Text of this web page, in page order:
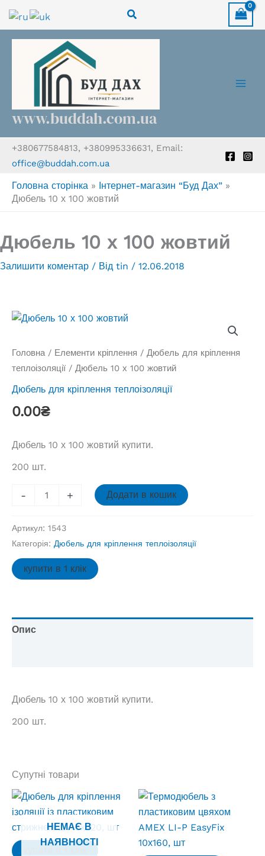
Перейти
до
вмісту
Пошук
www.buddah.com.ua
+380677584813, +380995336631, Email:
office@buddah.com.ua
Головна сторінка » Інтернет-магазин “Буд Дах” »
Дюбель 10 х 100 жовтий
Дюбель 10 х 100 жовтий
Залишити коментар / Від tin / 12.06.2018
Головна/ Елементи кріплення / Дюбель для кріплення
теплоізоляції / Дюбель 10 х 100 жовтий
Дюбель для кріплення теплоізоляції
0.00₴
Дюбель 10 х 100 жовтий купити.
200 шт.
-
кількість
+ Додати в кошик
Артикул: 1543
Категорія: Дюбель для кріплення теплоізоляції
купити в 1 клік
Опис
Дюбель 10 х 100 жовтий купити.
200 шт.
Супутні товари
НЕМАЄ В
НАЯВНОСТІ